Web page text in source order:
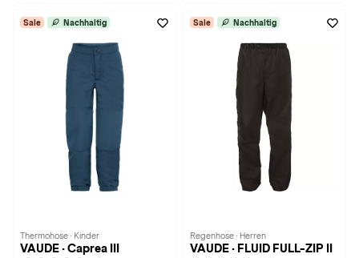
Sale Nachhaltig
Thermohose · Kinder
VAUDE · Caprea III
Sale Nachhaltig
Regenhose · Herren
VAUDE · FLUID FULL-ZIP II